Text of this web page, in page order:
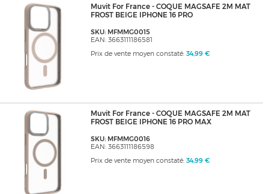
Muvit For France - COQUE MAGSAFE 2M MAT
FROST BEIGE IPHONE 16 PRO
SKU: MFMMG0015
EAN: 3663111186581
Prix de vente moyen constaté: 34,99 €
Muvit For France - COQUE MAGSAFE 2M MAT
FROST BEIGE IPHONE 16 PRO MAX
SKU: MFMMG0016
EAN: 3663111186598
Prix de vente moyen constaté: 34,99 €